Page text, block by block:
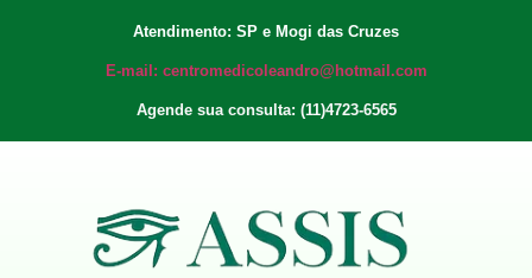
Atendimento: SP e Mogi das Cruzes
E-mail: centromedicoleandro@hotmail.com
Agende sua consulta: (11)4723-6565